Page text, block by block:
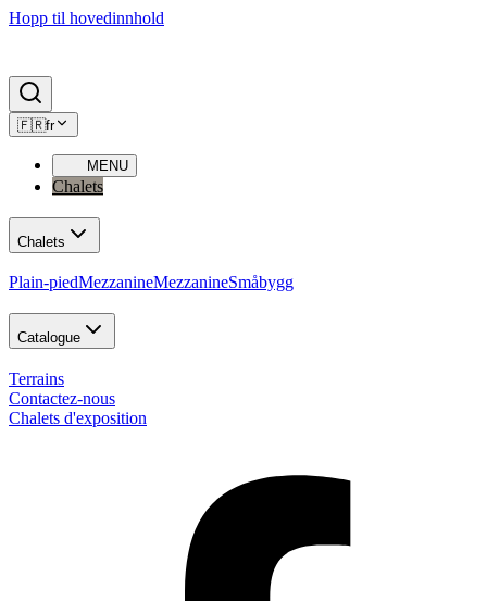
Hopp til hovedinnhold
🇫🇷fr
MENU
Chalets
Chalets
Plain-piedMezzanineMezzanineSmåbygg
Catalogue
Terrains
Contactez-nous
Chalets d'exposition